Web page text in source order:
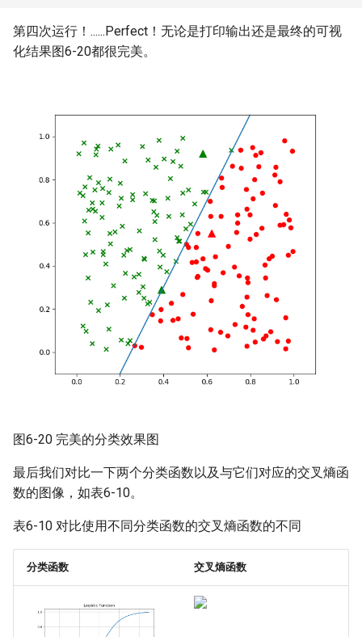
第四次运行！......Perfect！无论是打印输出还是最终的可视
化结果图6-20都很完美。
图6-20 完美的分类效果图
最后我们对比一下两个分类函数以及与它们对应的交叉熵函
数的图像，如表6-10。
表6-10 对比使用不同分类函数的交叉熵函数的不同
分类函数 交叉熵函数